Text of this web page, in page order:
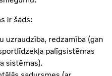
ir šāds:
uzraudzība, redzamība (gan
palīgsistēmas
sistēmas).